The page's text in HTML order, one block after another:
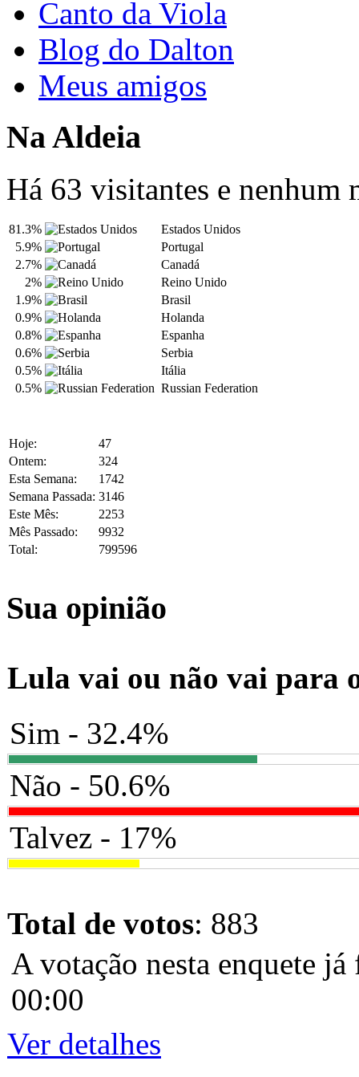
Canto da Viola
Blog do Dalton
Meus amigos
Na Aldeia
Há 63 visitantes e nenhum
81.3%
Estados Unidos
5.9%
Portugal
2.7%
Canadá
2%
Reino Unido
1.9%
Brasil
0.9%
Holanda
0.8%
Espanha
0.6%
Serbia
0.5%
Itália
0.5%
Russian Federation
Hoje:
47
Ontem:
324
Esta Semana:
1742
Semana Passada: 3146
Este Mês:
2253
Mês Passado:
9932
Total:
799596
Sua opinião
Lula vai ou não vai para
Sim - 32.4%
Não - 50.6%
Talvez - 17%
Total de votos: 883
A votação nesta enquete
00:00
Ver detalhes